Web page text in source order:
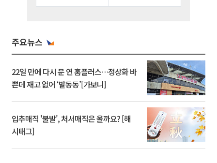
주요뉴스
22일 만에 다시 문 연 홈플러스…정상화 바
쁜데 재고 없어 ‘발동동’[가보니]
입추매직 '불발', 처서매직은 올까요? [해
시태그]